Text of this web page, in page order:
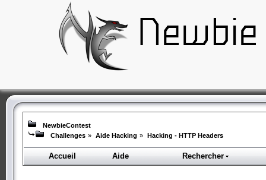
NewbieContest
Challenges » Aide Hacking » Hacking - HTTP Headers
Accueil Aide Rechercher